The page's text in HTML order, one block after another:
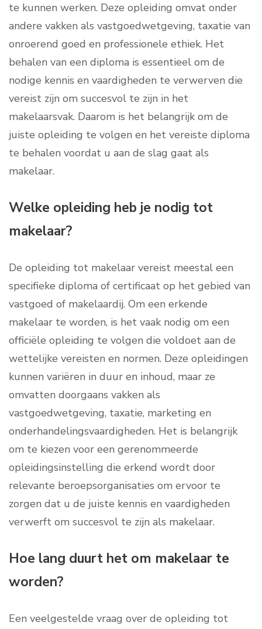
te kunnen werken. Deze opleiding omvat onder
andere vakken als vastgoedwetgeving, taxatie van
onroerend goed en professionele ethiek. Het
behalen van een diploma is essentieel om de
nodige kennis en vaardigheden te verwerven die
vereist zijn om succesvol te zijn in het
makelaarsvak. Daarom is het belangrijk om de
juiste opleiding te volgen en het vereiste diploma
te behalen voordat u aan de slag gaat als
makelaar.
Welke opleiding heb je nodig tot
makelaar?
De opleiding tot makelaar vereist meestal een
specifieke diploma of certificaat op het gebied van
vastgoed of makelaardij. Om een erkende
makelaar te worden, is het vaak nodig om een
officiële opleiding te volgen die voldoet aan de
wettelijke vereisten en normen. Deze opleidingen
kunnen variëren in duur en inhoud, maar ze
omvatten doorgaans vakken als
vastgoedwetgeving, taxatie, marketing en
onderhandelingsvaardigheden. Het is belangrijk
om te kiezen voor een gerenommeerde
opleidingsinstelling die erkend wordt door
relevante beroepsorganisaties om ervoor te
zorgen dat u de juiste kennis en vaardigheden
verwerft om succesvol te zijn als makelaar.
Hoe lang duurt het om makelaar te
worden?
Een veelgestelde vraag over de opleiding tot